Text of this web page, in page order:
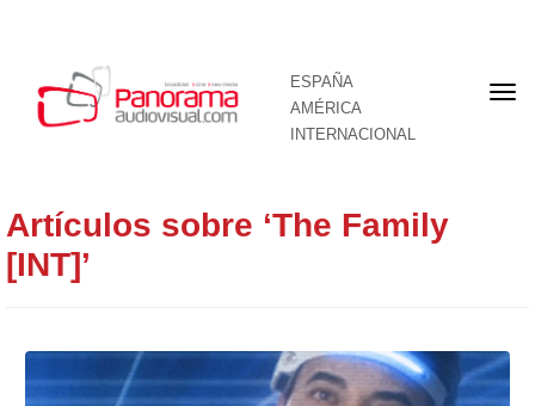
ESPAÑA
AMÉRICA
INTERNACIONAL
Artículos sobre ‘The Family
[INT]’